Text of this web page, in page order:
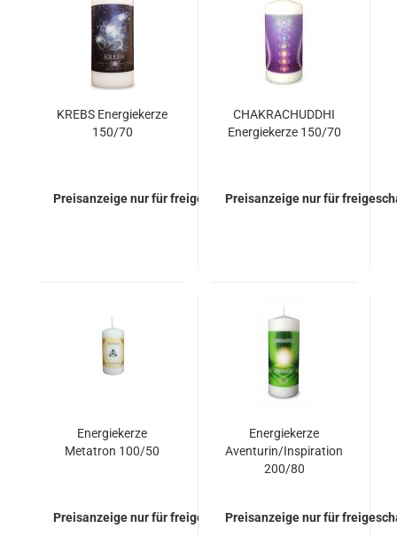
KREBS Energiekerze
150/70
Preisanzeige nur für freigeschaltete Kunden
CHAKRACHUDDHI
Energiekerze 150/70
Preisanzeige nur für
Energiekerze
Metatron 100/50
Preisanzeige nur für freigeschaltete Kunden
Energiekerze
Aventurin/Inspiration
200/80
Preisanzeige nur für